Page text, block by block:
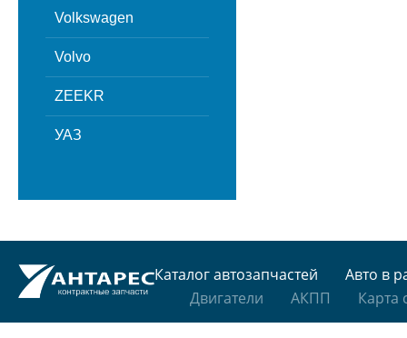
Volkswagen
Volvo
ZEEKR
УАЗ
Каталог автозапчастей
Авто в
Двигатели
АКПП Карта